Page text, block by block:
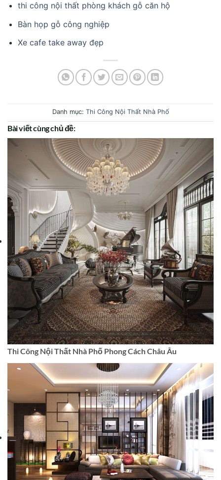
thi công nội thất phòng khách gỗ căn hộ
Bàn họp gỗ công nghiệp
Xe cafe take away đẹp
Danh mục: Thi Công Nội Thất Nhà Phố
Bài viết cùng chủ đề:
Thi Công Nội Thất Nhà Phố Phong Cách Châu Âu